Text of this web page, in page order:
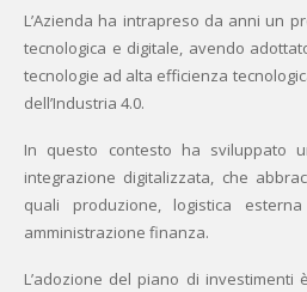
L’Azienda ha intrapreso da anni un
tecnologica e digitale, avendo
tecnologie ad alta efficienza
dell’Industria 4.0.
In questo contesto ha sviluppato
integrazione digitalizzata, che
quali produzione, logistica
amministrazione finanza.
L’adozione del piano di investimenti